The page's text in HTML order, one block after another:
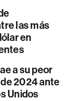
las más
en
a su peor
2024 ante
Unidos